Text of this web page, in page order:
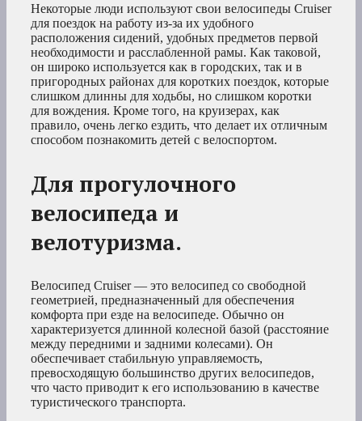
Некоторые люди используют свои велосипеды Cruiser
для поездок на работу из-за их удобного
расположения сидений, удобных предметов первой
необходимости и расслабленной рамы. Как таковой,
он широко используется как в городских, так и в
пригородных районах для коротких поездок, которые
слишком длинны для ходьбы, но слишком коротки
для вождения. Кроме того, на круизерах, как
правило, очень легко ездить, что делает их отличным
способом познакомить детей с велоспортом.
Для прогулочного
велосипеда и
велотуризма.
Велосипед Cruiser — это велосипед со свободной
геометрией, предназначенный для обеспечения
комфорта при езде на велосипеде. Обычно он
характеризуется длинной колесной базой (расстояние
между передними и задними колесами). Он
обеспечивает стабильную управляемость,
превосходящую большинство других велосипедов,
что часто приводит к его использованию в качестве
туристического транспорта.